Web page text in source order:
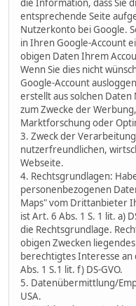
die Information, dass Sie
entsprechende Seite
Nutzerkonto bei Google.
in Ihren Google-Account
obigen Daten Ihrem
Wenn Sie dies nicht
Google-Account
erstellt aus solchen
zum Zwecke der Werbung,
Marktforschung oder
3. Zweck der
nutzerfreundlichen,
Webseite.
4. Rechtsgrundlagen:
personenbezogenen
Maps" vom Drittanbieter
ist Art. 6 Abs. 1 S. 1 lit. a)
die Rechtsgrundlage.
obigen Zwecken liegendes
berechtigtes Interesse
Abs. 1 S.1 lit. f) DS-GVO.
5. Datenübermittlung/
USA.